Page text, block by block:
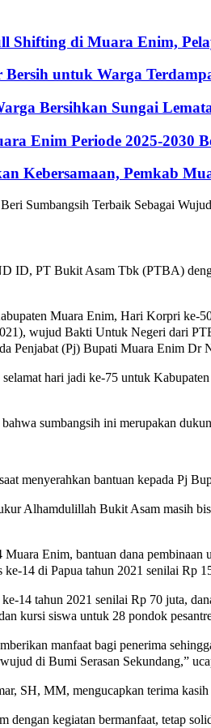
Shifting di Muara Enim,
untuk Warga
Bersihkan Sungai
Enim Periode 2025-2030
Kebersamaan, Pemkab
ID, PT Bukit Asam Tbk (PTBA)
Muara Enim, Hari Korpri
wujud Bakti Untuk Negeri dari
Penjabat (Pj) Bupati Muara Enim
hari jadi ke-75 untuk
sumbangsih ini merupakan
menyerahkan bantuan kepada Pj
Alhamdulillah Bukit Asam masih
Enim, bantuan dana
ke-14 di Papua tahun 2021 senilai Rp
14 tahun 2021 senilai Rp 70 juta,
kursi siswa untuk 28 pondok
manfaat bagi penerima
di Bumi Serasan Sekundang,”
SH, MM, mengucapkan terima
dengan kegiatan bermanfaat, tetap